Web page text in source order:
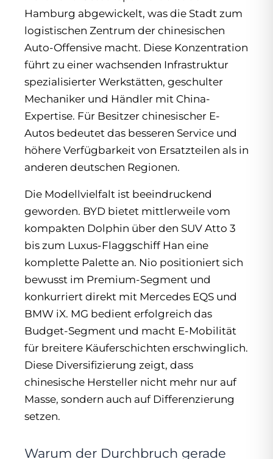
Hamburg abgewickelt, was die Stadt zum
logistischen Zentrum der chinesischen
Auto-Offensive macht. Diese Konzentration
führt zu einer wachsenden Infrastruktur
spezialisierter Werkstätten, geschulter
Mechaniker und Händler mit China-
Expertise. Für Besitzer chinesischer E-
Autos bedeutet das besseren Service und
höhere Verfügbarkeit von Ersatzteilen als in
anderen deutschen Regionen.
Die Modellvielfalt ist beeindruckend
geworden. BYD bietet mittlerweile vom
kompakten Dolphin über den SUV Atto 3
bis zum Luxus-Flaggschiff Han eine
komplette Palette an. Nio positioniert sich
bewusst im Premium-Segment und
konkurriert direkt mit Mercedes EQS und
BMW iX. MG bedient erfolgreich das
Budget-Segment und macht E-Mobilität
für breitere Käuferschichten erschwinglich.
Diese Diversifizierung zeigt, dass
chinesische Hersteller nicht mehr nur auf
Masse, sondern auch auf Differenzierung
setzen.
Warum der Durchbruch gerade